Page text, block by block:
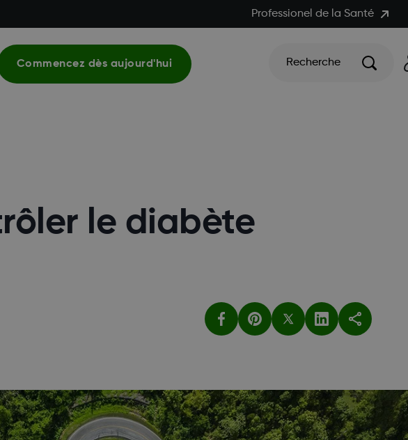
Professionel de la Santé
Commencez dès aujourd'hui Recherche
le diabète